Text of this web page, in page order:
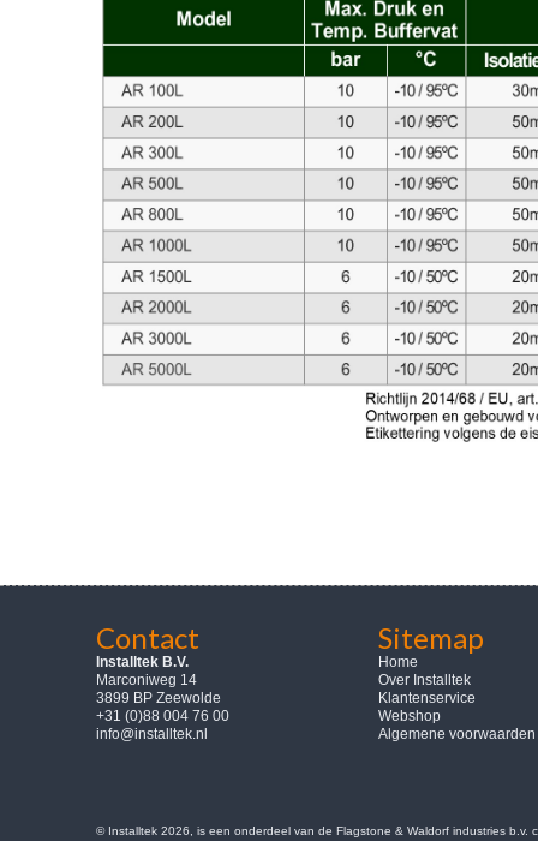
Contact
Installtek B.V.
Marconiweg 14
3899 BP Zeewolde
+31 (0)88 004 76 00
info@installtek.nl
Sitemap
Home
Over Installtek
Klantenservice
Webshop
Algemene voorwaarden
© Installtek 2026, is een onderdeel van de Flagstone & Waldorf industries b.v.